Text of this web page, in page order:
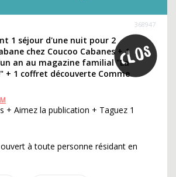
368947
1 séjour d'une nuit pour 2
chez Coucoo Cabanes + 1
an au magazine familial "La
+ 1 coffret découverte Comme
+ Aimez la publication + Taguez 1
à toute personne résidant en